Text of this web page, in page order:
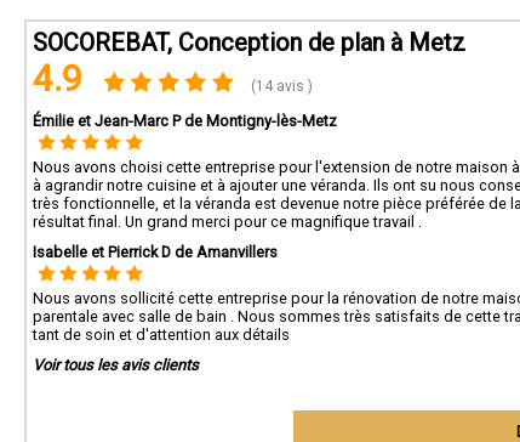
SOCOREBAT, Conception de plan à Metz
4.9 (14 avis )
Émilie et Jean-Marc P de Montigny-lès-Metz
Nous avons choisi cette entreprise pour l'extension de notre
à agrandir notre cuisine et à ajouter une véranda. Ils ont su nous
très fonctionnelle, et la véranda est devenue notre pièce préférée
résultat final. Un grand merci pour ce magnifique travail .
Isabelle et Pierrick D de Amanvillers
Nous avons sollicité cette entreprise pour la rénovation de notre
parentale avec salle de bain . Nous sommes très satisfaits de cette
tant de soin et d'attention aux détails
Voir tous les avis clients